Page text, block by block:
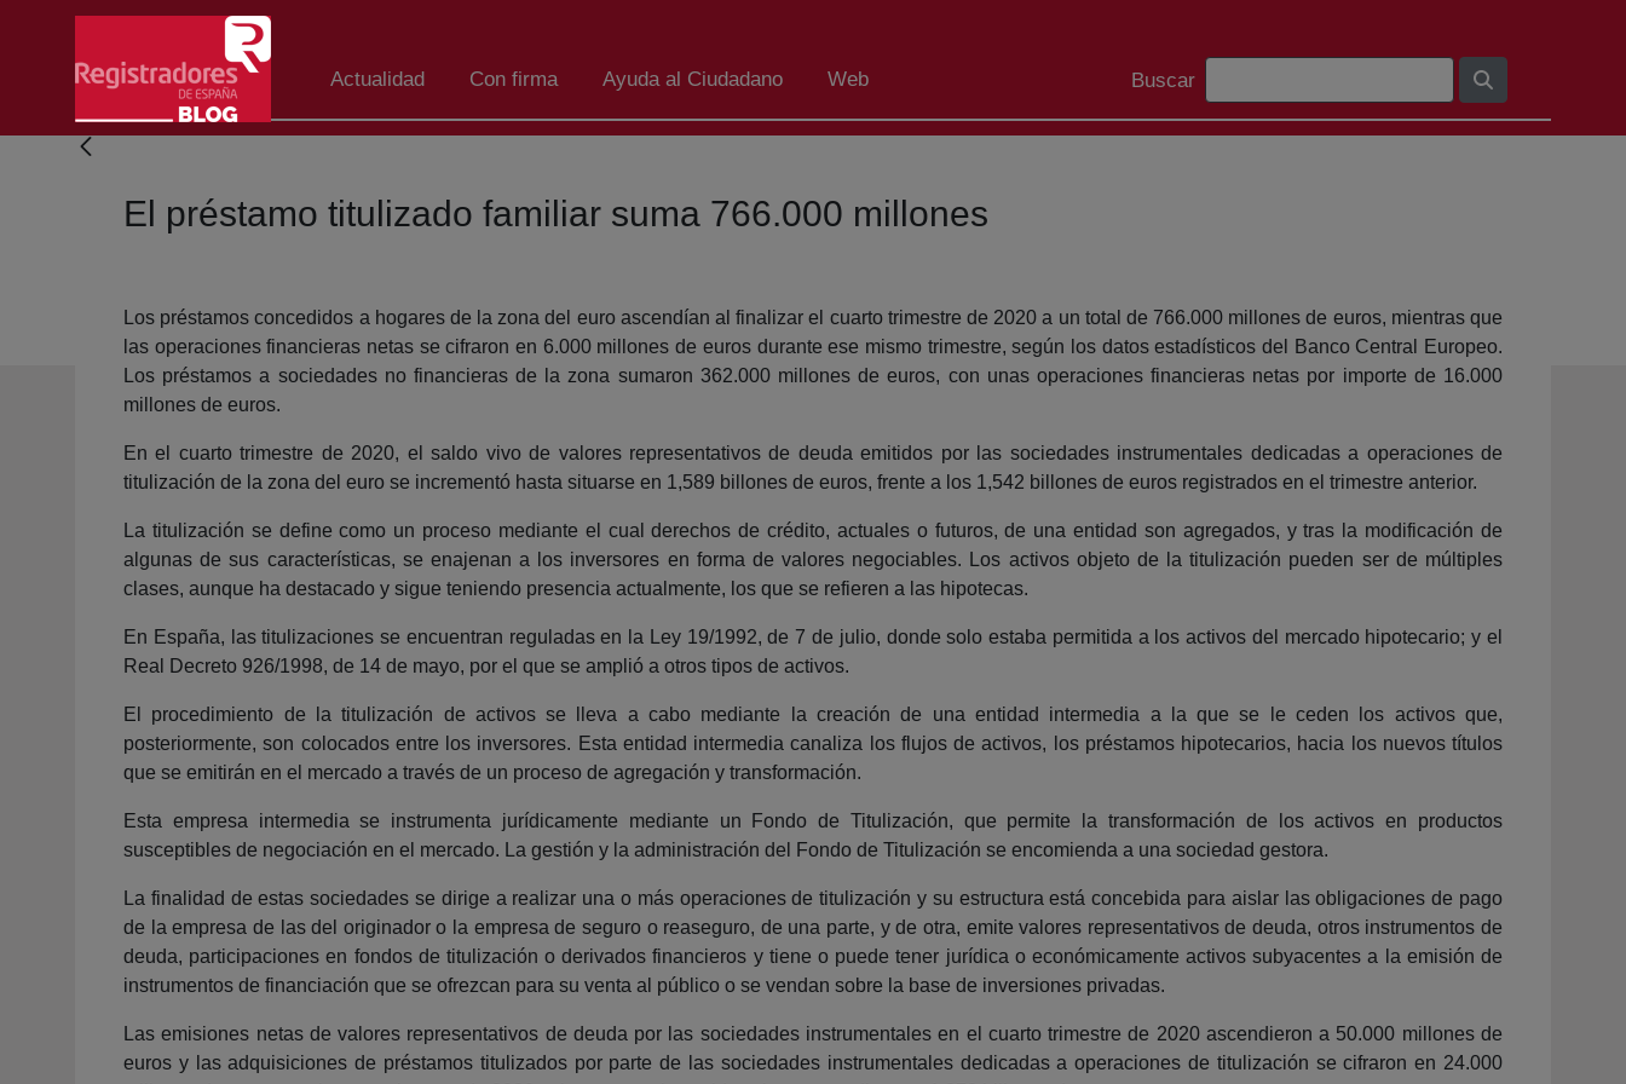
Eduki nagusira joan
Actualidad Con firma Ayuda al Ciudadano Web
Bilaketa barra
Buscar
El préstamo titulizado familiar suma 766.000 millones
Los préstamos concedidos a hogares de la zona del euro ascendían al finalizar el cuarto trimestre de 2020 a un total de 766.000 millones de euros, mientras que
las operaciones financieras netas se cifraron en 6.000 millones de euros durante ese mismo trimestre, según los datos estadísticos del Banco Central Europeo.
Los préstamos a sociedades no financieras de la zona sumaron 362.000 millones de euros, con unas operaciones financieras netas por importe de 16.000
millones de euros.
En el cuarto trimestre de 2020, el saldo vivo de valores representativos de deuda emitidos por las sociedades instrumentales dedicadas a operaciones de
titulización de la zona del euro se incrementó hasta situarse en 1,589 billones de euros, frente a los 1,542 billones de euros registrados en el trimestre anterior.
La titulización se define como un proceso mediante el cual derechos de crédito, actuales o futuros, de una entidad son agregados, y tras la modificación de
algunas de sus características, se enajenan a los inversores en forma de valores negociables. Los activos objeto de la titulización pueden ser de múltiples
clases, aunque ha destacado y sigue teniendo presencia actualmente, los que se refieren a las hipotecas.
En España, las titulizaciones se encuentran reguladas en la Ley 19/1992, de 7 de julio, donde solo estaba permitida a los activos del mercado hipotecario; y el
Real Decreto 926/1998, de 14 de mayo, por el que se amplió a otros tipos de activos.
El procedimiento de la titulización de activos se lleva a cabo mediante la creación de una entidad intermedia a la que se le ceden los activos que,
posteriormente, son colocados entre los inversores. Esta entidad intermedia canaliza los flujos de activos, los préstamos hipotecarios, hacia los nuevos títulos
que se emitirán en el mercado a través de un proceso de agregación y transformación.
Esta empresa intermedia se instrumenta jurídicamente mediante un Fondo de Titulización, que permite la transformación de los activos en productos
susceptibles de negociación en el mercado. La gestión y la administración del Fondo de Titulización se encomienda a una sociedad gestora.
La finalidad de estas sociedades se dirige a realizar una o más operaciones de titulización y su estructura está concebida para aislar las obligaciones de pago
de la empresa de las del originador o la empresa de seguro o reaseguro, de una parte, y de otra, emite valores representativos de deuda, otros instrumentos de
deuda, participaciones en fondos de titulización o derivados financieros y tiene o puede tener jurídica o económicamente activos subyacentes a la emisión de
instrumentos de financiación que se ofrezcan para su venta al público o se vendan sobre la base de inversiones privadas.
Las emisiones netas de valores representativos de deuda por las sociedades instrumentales en el cuarto trimestre de 2020 ascendieron a 50.000 millones de
euros y las adquisiciones de préstamos titulizados por parte de las sociedades instrumentales dedicadas a operaciones de titulización se cifraron en 24.000